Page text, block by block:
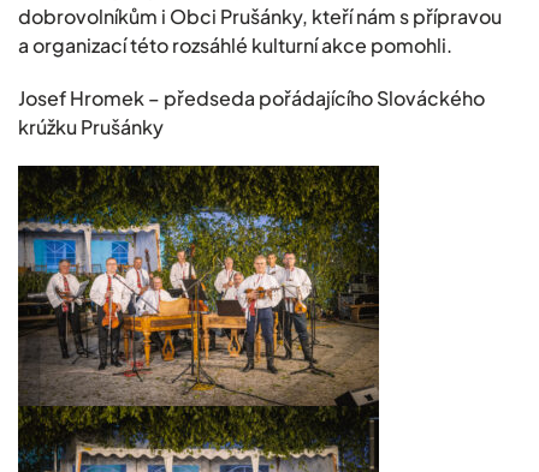
dobrovolníkům i Obci Prušánky, kteří nám s přípravou
a organizací této rozsáhlé kulturní akce pomohli.
Josef Hromek – předseda pořádajícího Slováckého
krúžku Prušánky